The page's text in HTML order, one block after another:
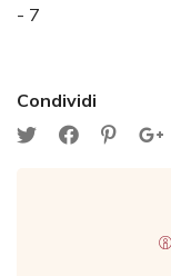
- 7
Condividi